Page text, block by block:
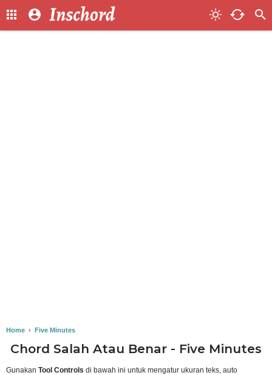
Home › Five Minutes
Chord Salah Atau Benar - Five Minutes
Gunakan Tool Controls di bawah ini untuk mengatur ukuran teks, auto